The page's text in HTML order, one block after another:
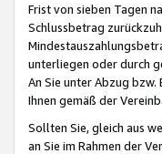
Frist von sieben Tagen
Schlussbetrag
unterliegen oder durch
An Sie unter Abzug
Ihnen gemäß der
Sollten Sie, gleich aus
an Sie im Rahmen der